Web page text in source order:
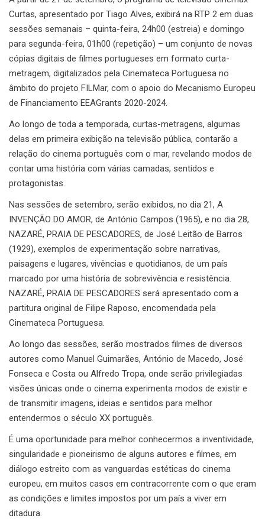
Curtas, apresentado por Tiago Alves, exibirá na RTP 2 em duas
sessões semanais – quinta-feira, 24h00 (estreia) e domingo
para segunda-feira, 01h00 (repetição) – um conjunto de novas
cópias digitais de filmes portugueses em formato curta-
metragem, digitalizados pela Cinemateca Portuguesa no
âmbito do projeto FILMar, com o apoio do Mecanismo Europeu
de Financiamento EEAGrants 2020-2024.
Ao longo de toda a temporada, curtas-metragens, algumas
delas em primeira exibição na televisão pública, contarão a
relação do cinema português com o mar, revelando modos de
contar uma história com várias camadas, sentidos e
protagonistas.
Nas sessões de setembro, serão exibidos, no dia 21, A
INVENÇÃO DO AMOR, de António Campos (1965), e no dia 28,
NAZARÉ, PRAIA DE PESCADORES, de José Leitão de Barros
(1929), exemplos de experimentação sobre narrativas,
paisagens e lugares, vivências e quotidianos, de um país
marcado por uma história de sobrevivência e resistência.
NAZARÉ, PRAIA DE PESCADORES será apresentado com a
partitura original de Filipe Raposo, encomendada pela
Cinemateca Portuguesa.
Ao longo das sessões, serão mostrados filmes de diversos
autores como Manuel Guimarães, António de Macedo, José
Fonseca e Costa ou Alfredo Tropa, onde serão privilegiadas
visões únicas onde o cinema experimenta modos de existir e
de transmitir imagens, ideias e sentidos para melhor
entendermos o século XX português.
É uma oportunidade para melhor conhecermos a inventividade,
singularidade e pioneirismo de alguns autores e filmes, em
diálogo estreito com as vanguardas estéticas do cinema
europeu, em muitos casos em contracorrente com o que eram
as condições e limites impostos por um país a viver em
ditadura.